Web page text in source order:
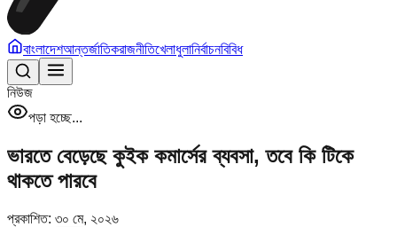
বাংলাদেশআন্তর্জাতিকরাজনীতিখেলাধুলানির্বাচনবিবিধ
নিউজ
পড়া হচ্ছে...
ভারতে বেড়েছে কুইক কমার্সের ব্যবসা, তবে কি টিকে
থাকতে পারবে
প্রকাশিত: ৩০ মে, ২০২৬